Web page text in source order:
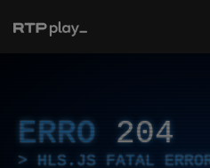
ERRO 204
HLS.JS FATAL